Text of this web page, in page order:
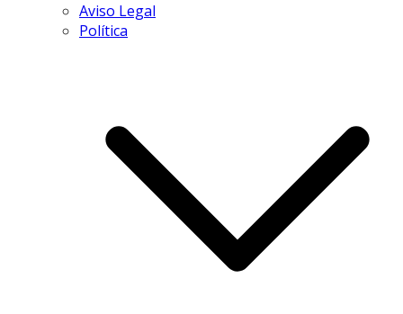
Aviso Legal
Política